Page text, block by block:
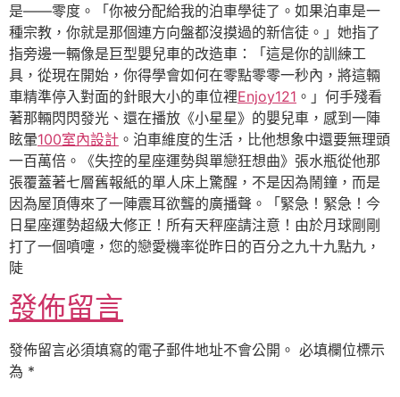
是——零度。「你被分配給我的泊車學徒了。如果泊車是一
種宗教，你就是那個連方向盤都沒摸過的新信徒。」她指了
指旁邊一輛像是巨型嬰兒車的改造車：「這是你的訓練工
具，從現在開始，你得學會如何在零點零零一秒內，將這輛
車精準停入對面的針眼大小的車位裡Enjoy121 。」何手殘看
著那輛閃閃發光、還在播放《小星星》的嬰兒車，感到一陣
眩暈100室內設計 。泊車維度的生活，比他想象中還要無理頭
一百萬倍。《失控的星座運勢與單戀狂想曲》張水瓶從他那
張覆蓋著七層舊報紙的單人床上驚醒，不是因為鬧鐘，而是
因為屋頂傳來了一陣震耳欲聾的廣播聲。「緊急！緊急！今
日星座運勢超級大修正！所有天秤座請注意！由於月球剛剛
打了一個噴嚏，您的戀愛機率從昨日的百分之九十九點九，
陡
發佈留言
發佈留言必須填寫的電子郵件地址不會公開。 必填欄位標示
為 *